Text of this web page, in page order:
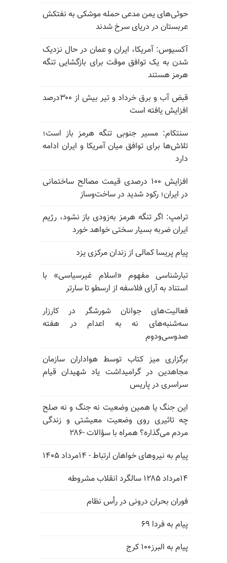
حوثی‌های یمن مدعی حمله موشکی به نفتکش
عربستان در دریای سرخ شدند
آکسیوس: آمریکا، ایران و عمان در حال نزدیک
شدن به یک توافق موقت برای بازگشایی تنگه
هرمز هستند
قبض آب و برق خرداد و تیر بیش از ۳۰۰درصد
افزایش یافته است
سنتکام: مسیر جنوبی تنگه هرمز باز است؛
تلاش‌ها برای توافق میان آمریکا و ایران ادامه
دارد
افزایش ۱۰۰ درصدی قیمت مصالح ساختمانی
در ایران؛ رکود شدید در ساخت‌وساز
ترامپ: اگر تنگه هرمز به‌زودی باز نشود، رژیم
ایران ضربه بسیار سختی خواهد خورد
پیام پریسا کمالی از زندان مرکزی یزد
تبارشناسی مفهوم «اسلام غیرسیاسی» با
استناد به آرای فلاسفه از ارسطو تا سارتر
فعالیت‌های جوانان شورشگر در کارزار
سه‌شنبه‌های نه به اعدام در هفته
صدوسی‌و‌دوم
برگزاری میز کتاب توسط هواداران سازمان
مجاهدین در گرامیداشت یاد شهیدان قیام
سراسری در پاریس
این جنگ یا همین وضعیت نه جنگ و نه صلح
چه تاثیری روی وضعیت معیشتی و زندگی
مردم می‌گذاره؟ همراه با سؤالات -۲۸۶
پیام به نیروهای خواهان ارتباط - ۱۴مرداد ۱۴۰۵
۱۴مرداد ۱۲۸۵ سالگرد انقلاب مشروطه
فوران بحران درونی در رأس نظام
پیام به فردا ۶۹
پیام به البرز۱۰۰ کرج